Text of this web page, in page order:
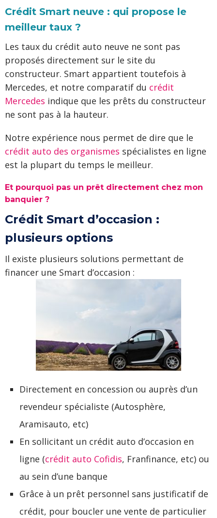
Crédit Smart neuve : qui propose le
meilleur taux ?
Les taux du crédit auto neuve ne sont pas
proposés directement sur le site du
constructeur. Smart appartient toutefois à
Mercedes, et notre comparatif du crédit
Mercedes indique que les prêts du constructeur
ne sont pas à la hauteur.
Notre expérience nous permet de dire que le
crédit auto des organismes spécialistes en ligne
est la plupart du temps le meilleur.
Et pourquoi pas un prêt directement chez mon
banquier ?
Crédit Smart d’occasion :
plusieurs options
Il existe plusieurs solutions permettant de
financer une Smart d’occasion :
Directement en concession ou auprès d’un
revendeur spécialiste (Autosphère,
Aramisauto, etc)
En sollicitant un crédit auto d’occasion en
ligne (crédit auto Cofidis, Franfinance, etc) ou
au sein d’une banque
Grâce à un prêt personnel sans justificatif de
crédit, pour boucler une vente de particulier